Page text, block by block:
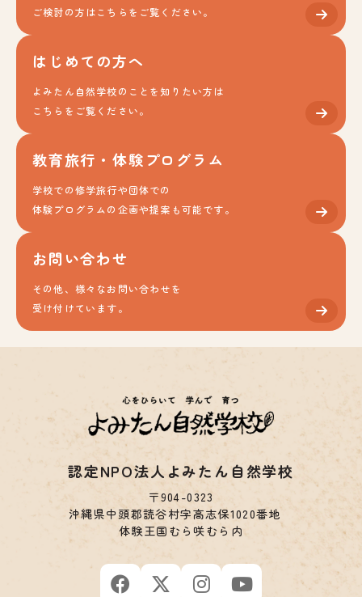
ご検討の方はこちらをご覧ください。
はじめての方へ
よみたん自然学校のことを知りたい方は
こちらをご覧ください。
教育旅行・体験プログラム
学校での修学旅行や団体での
体験プログラムの企画や提案も可能です。
お問い合わせ
その他、様々なお問い合わせを
受け付けています。
認定NPO法人よみたん自然学校
〒904-0323
沖縄県中頭郡読谷村字高志保1020番地
体験王国むら咲むら内